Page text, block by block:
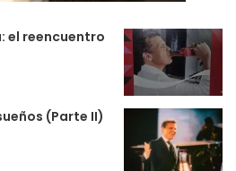
el reencuentro
(Parte II)